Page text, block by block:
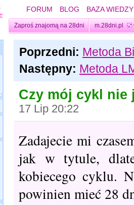
FORUM BLOG BAZA WIEDZY
Zaproś znajomą na 28dni m.28dni.pl
Poprzedni: Metoda
Następny: Metoda
Czy mój cykl nie
17 Lip 20:22
Zadajecie mi
jak w tytule,
kobiecego cyklu.
powinien mieć 28